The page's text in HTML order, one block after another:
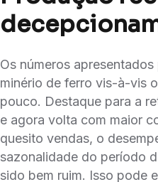
Os números
minério de ferro vis-à-vis
pouco. Destaque para a
e agora volta com maior
quesito vendas, o
sazonalidade do período
sido bem ruim. Isso pode